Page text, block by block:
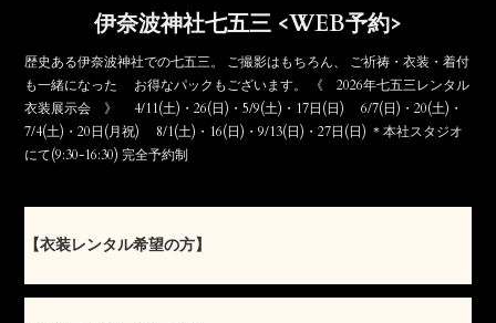
伊奈波神社七五三 <WEB予約>
歴史ある伊奈波神社での七五三。 ご撮影はもちろん、
ご祈祷・衣装・着付
も一緒になった お得なパックもございます。
《 2026年七五三レンタル
衣装展示会 》
4/11(土)・26(日)・5/9(土)・17日(日) 6/7(日)・20(土)・
7/4(土)・20日(月祝) 8/1(土)・16(日)・9/13(日)・27日(日) ＊本社スタジオ
にて(9:30-16:30) 完全予約制
【衣装レンタル希望の方】